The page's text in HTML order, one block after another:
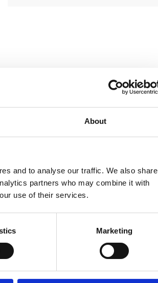
About
and to analyse our traffic. We also share
partners who may combine it with
use of their services.
Marketing
Dela med dig
c
b
o